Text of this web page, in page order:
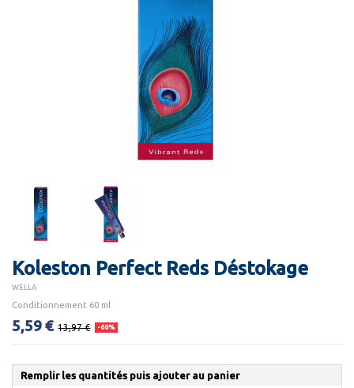
Koleston Perfect Reds Déstokage
WELLA
Conditionnement 60 ml
5,59 € 13,97 € -60%
Remplir les quantités puis ajouter au panier